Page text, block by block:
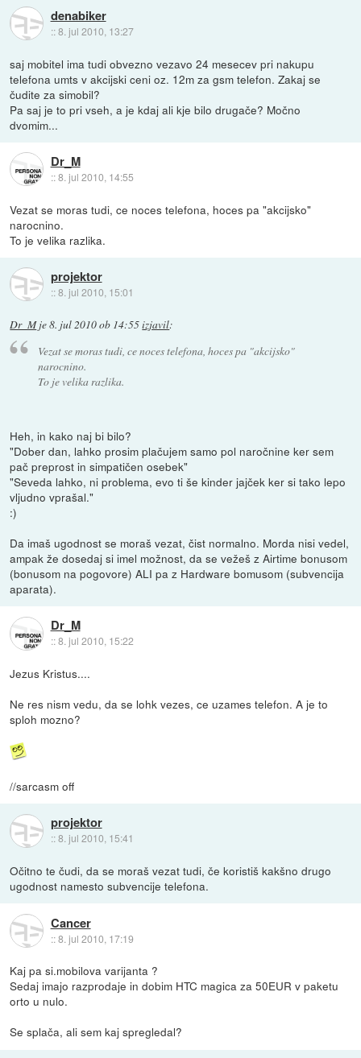
denabiker
::8. jul 2010, 13:27
saj mobitel ima tudi obvezno vezavo 24 mesecev pri nakupu
telefona umts v akcijski ceni oz. 12m za gsm telefon. Zakaj se
čudite za simobil?
Pa saj je to pri vseh, a je kdaj ali kje bilo drugače? Močno
dvomim...
Dr_M
::8. jul 2010, 14:55
Vezat se moras tudi, ce noces telefona, hoces pa "akcijsko"
narocnino.
To je velika razlika.
projektor
::8. jul 2010, 15:01
Dr_Mje8. jul 2010 ob 14:55izjavil:
Vezat se moras tudi, ce noces telefona, hoces pa "akcijsko"
narocnino.
To je velika razlika.
Heh, in kako naj bi bilo?
"Dober dan, lahko prosim plačujem samo pol naročnine ker sem
pač preprost in simpatičen osebek"
"Seveda lahko, ni problema, evo ti še kinder jajček ker si tako lepo
vljudno vprašal."
:)
Da imaš ugodnost se moraš vezat, čist normalno. Morda nisi vedel,
ampak že dosedaj si imel možnost, da se vežeš z Airtime bonusom
(bonusom na pogovore) ALI pa z Hardware bomusom (subvencija
aparata).
Dr_M
::8. jul 2010, 15:22
Jezus Kristus....
Ne res nism vedu, da se lohk vezes, ce uzames telefon. A je to
sploh mozno?
//sarcasm off
projektor
::8. jul 2010, 15:41
Očitno te čudi, da se moraš vezat tudi, če koristiš kakšno drugo
ugodnost namesto subvencije telefona.
Cancer
::8. jul 2010, 17:19
Kaj pa si.mobilova varijanta ?
Sedaj imajo razprodaje in dobim HTC magica za 50EUR v paketu
orto u nulo.
Se splača, ali sem kaj spregledal?